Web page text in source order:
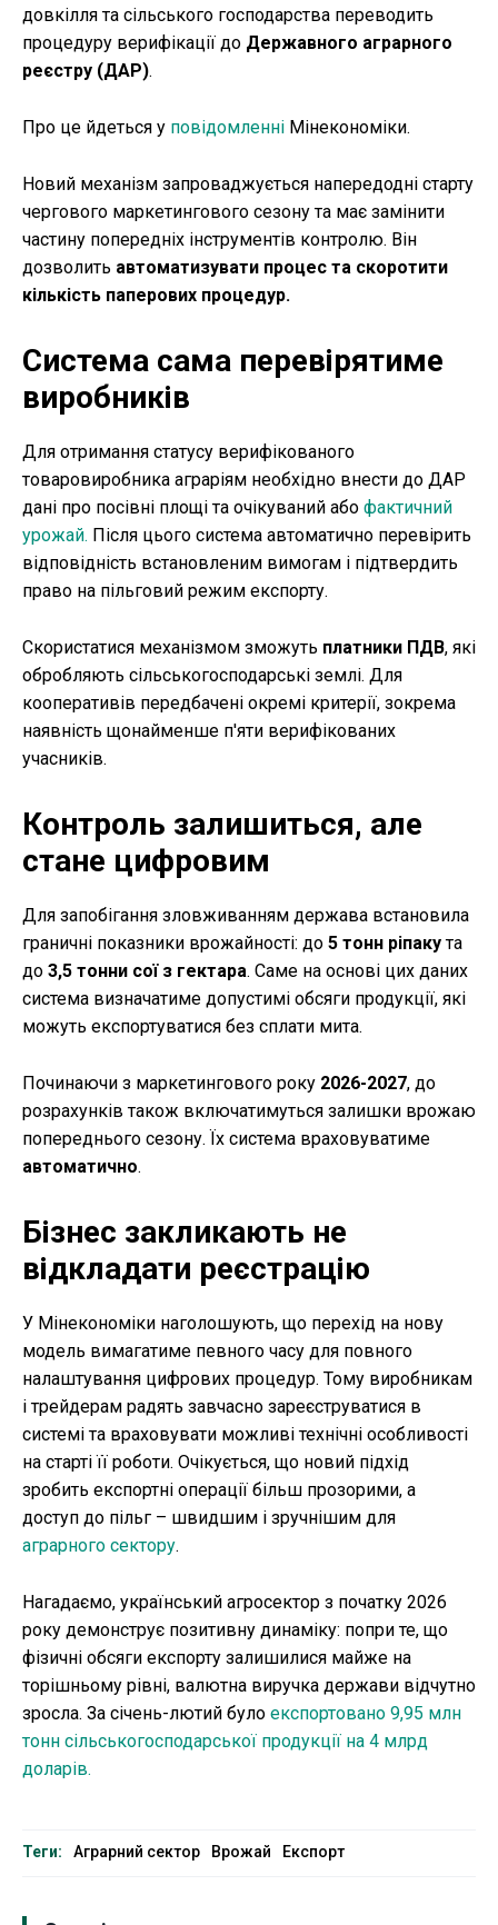
довкілля та сільського господарства переводить
процедуру верифікації до Державного аграрного
реєстру (ДАР).
Про це йдеться у повідомленні Мінекономіки.
Новий механізм запроваджується напередодні старту
чергового маркетингового сезону та має замінити
частину попередніх інструментів контролю. Він
дозволить автоматизувати процес та скоротити
кількість паперових процедур.
Система сама перевірятиме
виробників
Для отримання статусу верифікованого
товаровиробника аграріям необхідно внести до ДАР
дані про посівні площі та очікуваний або фактичний
урожай. Після цього система автоматично перевірить
відповідність встановленим вимогам і підтвердить
право на пільговий режим експорту.
Скористатися механізмом зможуть платники ПДВ, які
обробляють сільськогосподарські землі. Для
кооперативів передбачені окремі критерії, зокрема
наявність щонайменше п'яти верифікованих
учасників.
Контроль залишиться, але
стане цифровим
Для запобігання зловживанням держава встановила
граничні показники врожайності: до 5 тонн ріпакута
до 3,5 тонни сої з гектара. Саме на основі цих даних
система визначатиме допустимі обсяги продукції, які
можуть експортуватися без сплати мита.
Починаючи з маркетингового року 2026-2027, до
розрахунків також включатимуться залишки врожаю
попереднього сезону. Їх система враховуватиме
автоматично.
Бізнес закликають не
відкладати реєстрацію
У Мінекономіки наголошують, що перехід на нову
модель вимагатиме певного часу для повного
налаштування цифрових процедур. Тому виробникам
і трейдерам радять завчасно зареєструватися в
системі та враховувати можливі технічні особливості
на старті її роботи. Очікується, що новий підхід
зробить експортні операції більш прозорими, а
доступ до пільг – швидшим і зручнішим для
аграрного сектору.
Нагадаємо, український агросектор з початку 2026
року демонструє позитивну динаміку: попри те, що
фізичні обсяги експорту залишилися майже на
торішньому рівні, валютна виручка держави відчутно
зросла. За січень-лютий було експортовано 9,95 млн
тонн сільськогосподарської продукції на 4 млрд
доларів.
Теги: Аграрний сектор Врожай Експорт